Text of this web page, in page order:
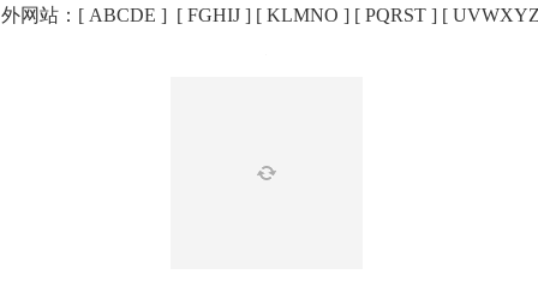
网站：[ ABCDE ] [ FGHIJ] [ KLMNO ] [ PQRST] [